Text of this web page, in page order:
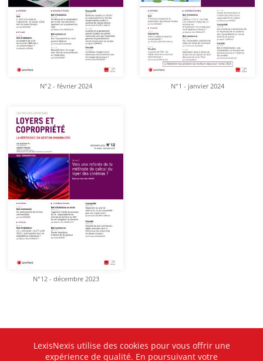
N°2 - février 2024 N°1 - janvier 2024
N°12 - décembre 2023
LexisNexis utilise des cookies pour vous offrir une
expérience de qualité. En poursuivant votre